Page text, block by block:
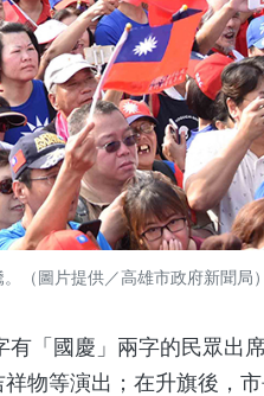
（圖片提供／高雄市政府新聞局）
「國慶」兩字的民眾出
物等演出；在升旗後，